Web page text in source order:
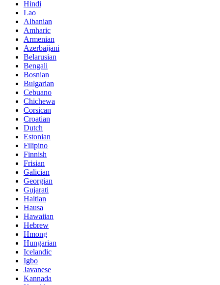
Hindi
Lao
Albanian
Amharic
Armenian
Azerbaijani
Belarusian
Bengali
Bosnian
Bulgarian
Cebuano
Chichewa
Corsican
Croatian
Dutch
Estonian
Filipino
Finnish
Frisian
Galician
Georgian
Gujarati
Haitian
Hausa
Hawaiian
Hebrew
Hmong
Hungarian
Icelandic
Igbo
Javanese
Kannada